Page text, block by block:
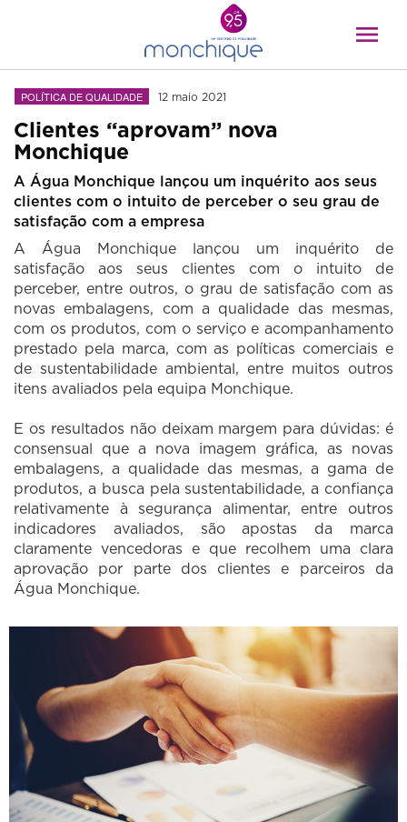
POLÍTICA DE QUALIDADE 12 maio 2021
Clientes “aprovam” nova
Monchique
A Água Monchique lançou um inquérito aos seus
clientes com o intuito de perceber o seu grau de
satisfação com a empresa
A Água Monchique lançou um inquérito de
satisfação aos seus clientes com o intuito de
perceber, entre outros, o grau de satisfação com as
novas embalagens, com a qualidade das mesmas,
com os produtos, com o serviço e acompanhamento
prestado pela marca, com as políticas comerciais e
de sustentabilidade ambiental, entre muitos outros
itens avaliados pela equipa Monchique.
E os resultados não deixam margem para dúvidas: é
consensual que a nova imagem gráfica, as novas
embalagens, a qualidade das mesmas, a gama de
produtos, a busca pela sustentabilidade, a confiança
relativamente à segurança alimentar, entre outros
indicadores avaliados, são apostas da marca
claramente vencedoras e que recolhem uma clara
aprovação por parte dos clientes e parceiros da
Água Monchique.